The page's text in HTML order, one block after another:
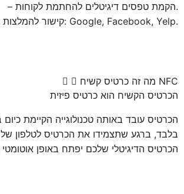
– הקמת טפסים דיגיטלים להחתמת לקוחות.
– קישור להמלצות בית העסק: Google, Facebook, Yelp.
מה זה כרטיס קשיח NFC
הכרטיס הקשיח הוא כרטיס פיזית
הכרטיס עובד באותה טכנולוגייה הקיימת
בלבד, ברגע שתצמידו את הכרטיס לטלפון של
הכרטיס הדיגיטלי שלכם יפתח באופן